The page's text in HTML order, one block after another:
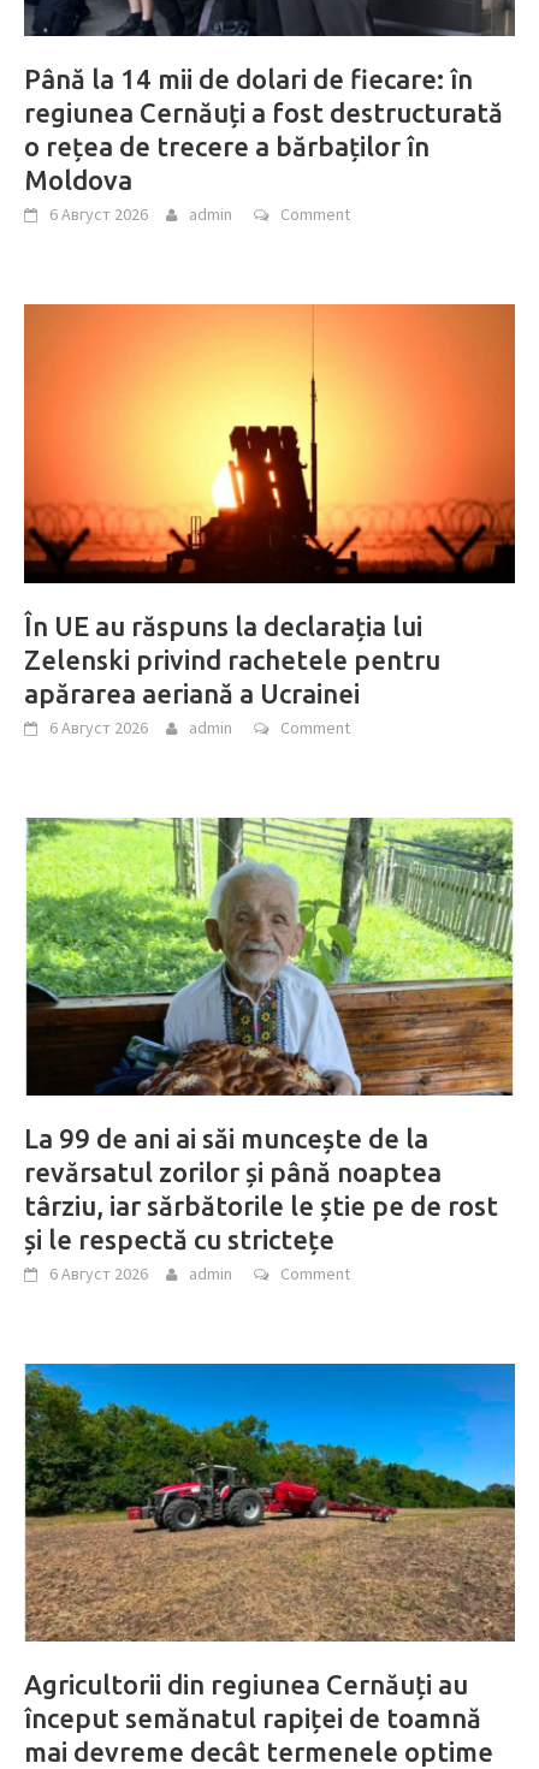
Până la 14 mii de dolari de fiecare: în
regiunea Cernăuți a fost destructurată
o rețea de trecere a bărbaților în
Moldova
6 Август 2026 admin Comment
În UE au răspuns la declarația lui
Zelenski privind rachetele pentru
apărarea aeriană a Ucrainei
6 Август 2026 admin Comment
La 99 de ani ai săi muncește de la
revărsatul zorilor și până noaptea
târziu, iar sărbătorile le știe pe de rost
și le respectă cu strictețe
6 Август 2026 admin Comment
Agricultorii din regiunea Cernăuți au
început semănatul rapiței de toamnă
mai devreme decât termenele optime